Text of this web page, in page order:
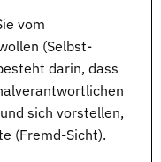
vom
(Selbst-
darin, dass
sich vorstellen,
(Fremd-Sicht).